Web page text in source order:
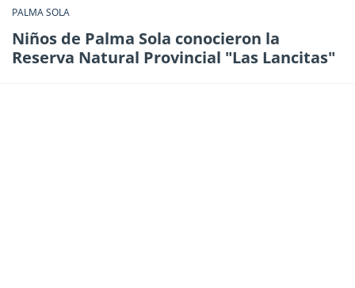
PALMA SOLA
Niños de Palma Sola conocieron la
Reserva Natural Provincial "Las Lancitas"